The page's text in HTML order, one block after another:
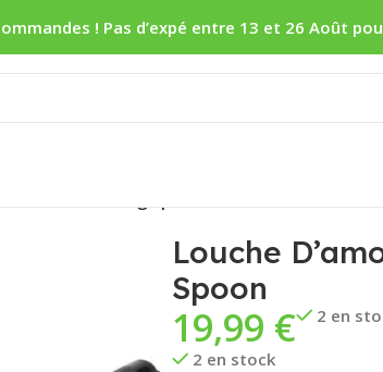
! Pas d’expé entre 13 et 26 Août
Louche
Spoon
19,99 €
2 en
2 en stock